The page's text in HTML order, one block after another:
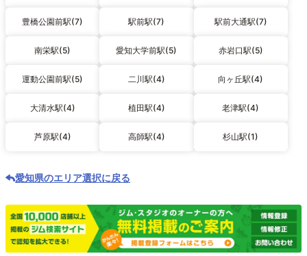
豊橋公園前駅(7) 駅前駅(7) 駅前大通駅(7)
南栄駅(5) 愛知大学前駅(5) 赤岩口駅(5)
運動公園前駅(5) 二川駅(4) 向ヶ丘駅(4)
大清水駅(4) 植田駅(4) 老津駅(4)
芦原駅(4) 高師駅(4) 杉山駅(1)
愛知県のエリア選択に戻る